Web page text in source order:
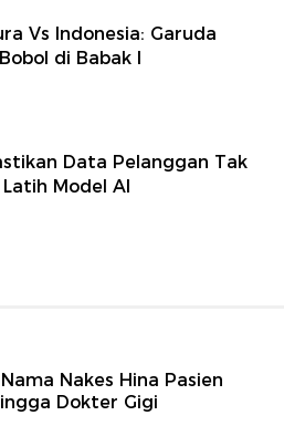
Vs Indonesia: Garuda
di Babak I
Data Pelanggan Tak
Model AI
Nakes Hina Pasien
Dokter Gigi